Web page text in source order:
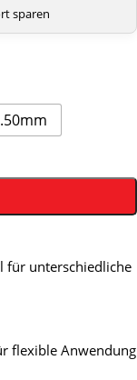
sparen
für unterschiedliche
flexible Anwendung